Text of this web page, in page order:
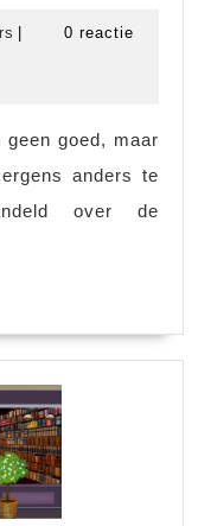
marieke0 reactie
goed, maar
anders te
over de